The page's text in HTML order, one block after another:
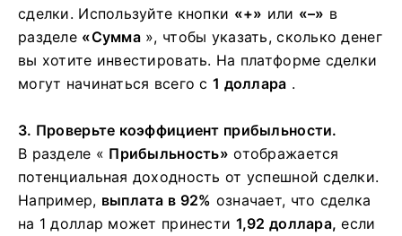
сделки. Используйте кнопки «+» или «–» в
разделе «Сумма», чтобы указать, сколько денег
вы хотите инвестировать. На платформе сделки
могут начинаться всего с 1 доллара .
3. Проверьте коэффициент прибыльности.
В разделе « Прибыльность» отображается
потенциальная доходность от успешной сделки.
Например, выплата в 92% означает, что сделка
на 1 доллар может принести 1,92 доллара, если